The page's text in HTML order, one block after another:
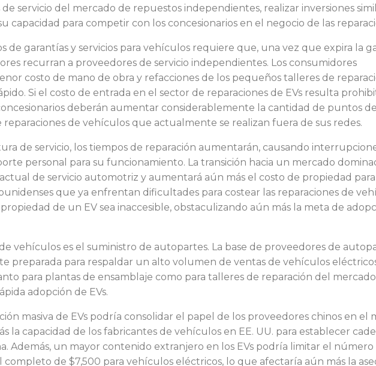
servicio del mercado de repuestos independientes, realizar inversiones
capacidad para competir con los concesionarios en el negocio de las
de garantías y servicios para vehículos requiere que, una vez que expira la
recurran a proveedores de servicio independientes. Los consumidores
costo de mano de obra y refacciones de los pequeños talleres de
Si el costo de entrada en el sector de reparaciones de EVs resulta
deberán aumentar considerablemente la cantidad de puntos
de vehículos que actualmente se realizan fuera de sus redes.
de servicio, los tiempos de reparación aumentarán, causando
personal para su funcionamiento. La transición hacia un mercado
de servicio automotriz y aumentará aún más el costo de propiedad
que ya enfrentan dificultades para costear las reparaciones de
de un EV sea inaccesible, obstaculizando aún más la meta de
vehículos es el suministro de autopartes. La base de proveedores de
preparada para respaldar un alto volumen de ventas de vehículos eléctricos
para plantas de ensamblaje como para talleres de reparación del
adopción de EVs.
masiva de EVs podría consolidar el papel de los proveedores chinos en el
la capacidad de los fabricantes de vehículos en EE. UU. para establecer
Además, un mayor contenido extranjero en los EVs podría limitar el
de $7,500 para vehículos eléctricos, lo que afectaría aún más la